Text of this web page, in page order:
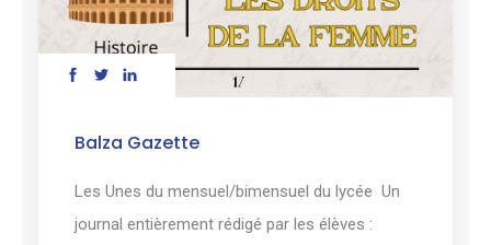
Balza Gazette
Les Unes du mensuel/bimensuel du lycée Un
journal entièrement rédigé par les élèves :